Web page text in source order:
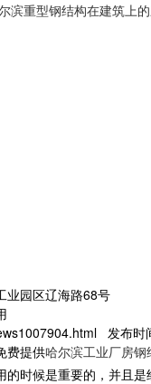
滨重型钢结构在建筑上
业园区辽海路68号
发布时
费提供哈尔滨工业厂房钢
的时候是重要的，并且